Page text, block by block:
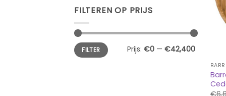
FILTEREN OP PRIJS
Min.
prijs
Max.
prijsFILTER Prijs: €0 — €42,400